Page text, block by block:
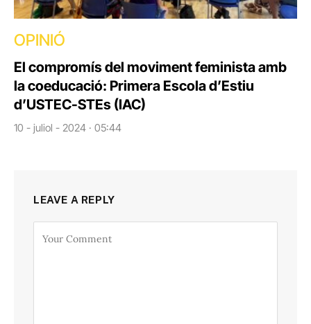
OPINIÓ
El compromís del moviment feminista amb
la coeducació: Primera Escola d’Estiu
d’USTEC-STEs (IAC)
10 - juliol - 2024 · 05:44
LEAVE A REPLY